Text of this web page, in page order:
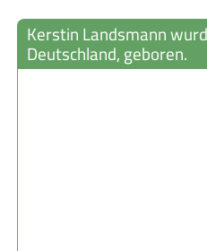
Kerstin Landsmann
Deutschland, geboren.